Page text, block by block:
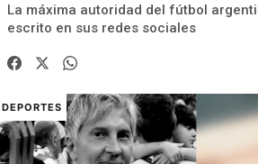
La máxima autoridad del fútbol
escrito en sus redes sociales
DEPORTES